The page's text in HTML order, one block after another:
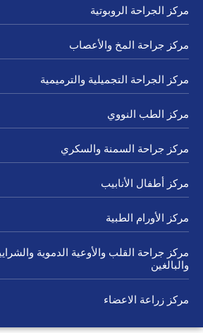
مركز الجراحة الروبوتية
مركز جراحة المخ والأعصاب
مركز الجراحة التجميلية والترميمية
مركز الطب النووي
مركز جراحة السمنة والسكري
مركز أطفال الأنابيب
مركز الأورام الطبية
مركز جراحة القلب والأوعية الدموية
والبالغين
مركز زراعة الاعضاء